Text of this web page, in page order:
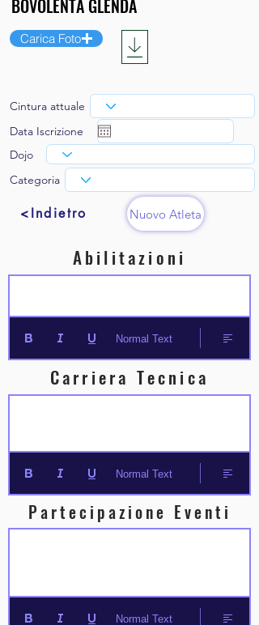
Carica Foto
Cintura attuale
Data Iscrizione
Dojo
Categoria
<Indietro Nuovo Atleta
Abilitazioni
Normal Text
Carriera Tecnica
Normal Text
Partecipazione Eventi
Normal Text